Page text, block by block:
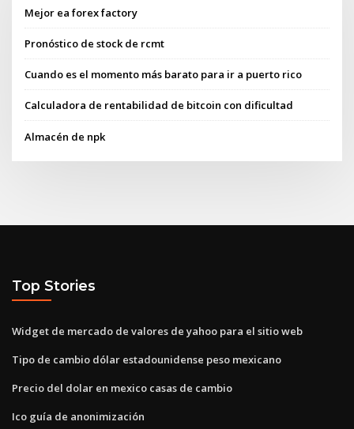
Mejor ea forex factory
Pronóstico de stock de rcmt
Cuando es el momento más barato para ir a puerto rico
Calculadora de rentabilidad de bitcoin con dificultad
Almacén de npk
Top Stories
Widget de mercado de valores de yahoo para el sitio web
Tipo de cambio dólar estadounidense peso mexicano
Precio del dolar en mexico casas de cambio
Ico guía de anonimización